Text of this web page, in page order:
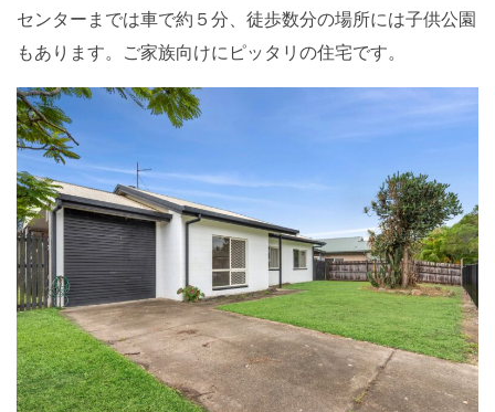
センターまでは車で約５分、徒歩数分の場所には子供公園
もあります。ご家族向けにピッタリの住宅です。